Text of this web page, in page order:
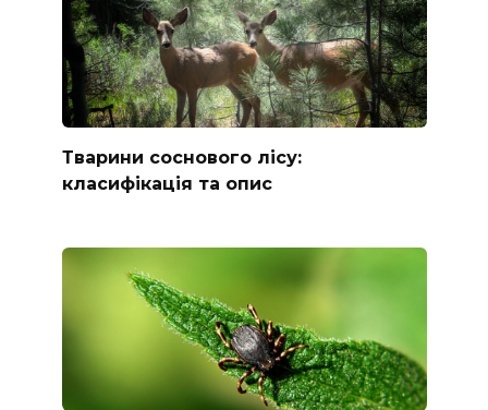
Тварини соснового лісу:
класифікація та опис